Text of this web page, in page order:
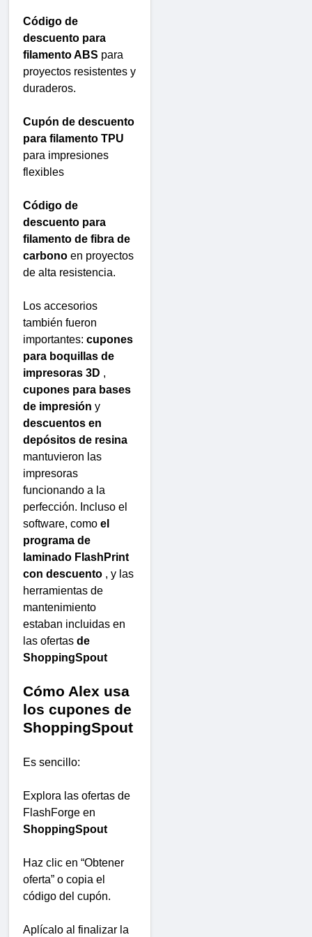
Código de
descuento para
filamento ABS para
proyectos resistentes y
duraderos.
Cupón de descuento
para filamento TPU
para impresiones
flexibles
Código de
descuento para
filamento de fibra de
carbono en proyectos
de alta resistencia.
Los accesorios
también fueron
importantes: cupones
para boquillas de
impresoras 3D ,
cupones para bases
de impresión y
descuentos en
depósitos de resina
mantuvieron las
impresoras
funcionando a la
perfección. Incluso el
software, como el
programa de
laminado FlashPrint
con descuento , y las
herramientas de
mantenimiento
estaban incluidas en
las ofertas de
ShoppingSpout
Cómo Alex usa
los cupones de
ShoppingSpout
Es sencillo:
Explora las ofertas de
FlashForge en
ShoppingSpout
Haz clic en “Obtener
oferta” o copia el
código del cupón.
Aplícalo al finalizar la